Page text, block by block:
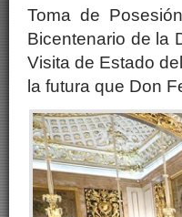
Toma de
Bicentenario de la
Visita de Estado
la futura que Don